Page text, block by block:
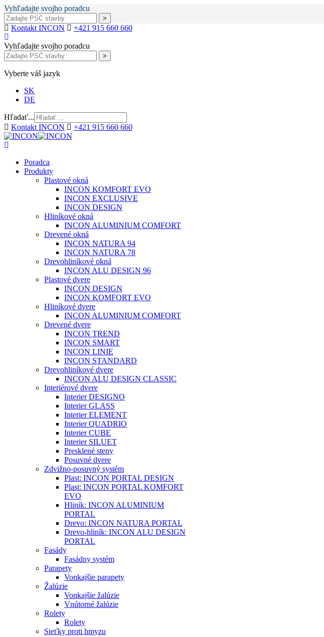
Vyhľadajte svojho poradcu
Kontakt INCON +421 915 660 660
Vyhľadajte svojho poradcu
Vyberte váš jazyk
SK
DE
Hľadať...
Kontakt INCON
+421 915 660 660
Poradca
Produkty
Plastové okná
INCON KOMFORT EVO
INCON EXCLUSIVE
INCON DESIGN
Hliníkové okná
INCON ALUMINIUM COMFORT
Drevené okná
INCON NATURA 94
INCON NATURA 78
Drevohliníkové okná
INCON ALU DESIGN 96
Plastové dvere
INCON DESIGN
INCON KOMFORT EVO
Hliníkové dvere
INCON ALUMINIUM COMFORT
Drevené dvere
INCON TREND
INCON SMART
INCON LINIE
INCON STANDARD
Drevohliníkové dvere
INCON ALU DESIGN CLASSIC
Interiérové dvere
Interier DESIGNO
Interier GLASS
Interier ELEMENT
Interier QUADRIO
Interier CUBE
Interier SILUET
Presklené steny
Posuvné dvere
Zdvižno-posuvný systém
Plast: INCON PORTAL DESIGN
Plast: INCON PORTAL KOMFORT
EVO
Hliník: INCON ALUMINIUM
PORTAL
Drevo: INCON NATURA PORTAL
Drevo-hliník: INCON ALU DESIGN
PORTAL
Fasády
Fasádny systém
Parapety
Vonkajšie parapety
Žalúzie
Vonkajšie žalúzie
Vnútorné žalúzie
Rolety
Rolety
Sieťky proti hmyzu